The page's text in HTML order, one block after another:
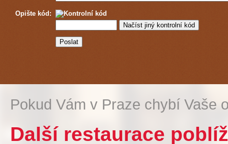
Opište kód:
Pokud Vám v Praze chybí Vaše
Další restaurace